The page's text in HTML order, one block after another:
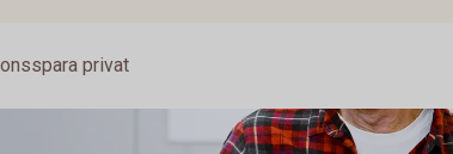
privat